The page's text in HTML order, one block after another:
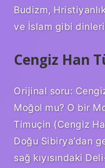
Budizm,
ve İslam gibi
Cengiz Han
Orijinal soru:
Moğol mu? O bir
Timuçin (Cengiz
Doğu Sibirya’dan
sağ kıyısındaki